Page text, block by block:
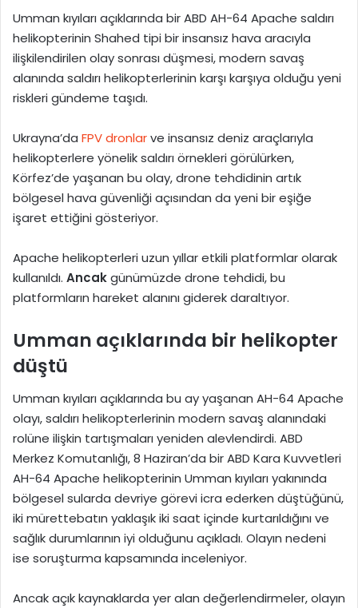
Umman kıyıları açıklarında bir ABD AH-64 Apache saldırı
helikopterinin Shahed tipi bir insansız hava aracıyla
ilişkilendirilen olay sonrası düşmesi, modern savaş
alanında saldırı helikopterlerinin karşı karşıya olduğu yeni
riskleri gündeme taşıdı.
Ukrayna’da FPV dronlarve insansız deniz araçlarıyla
helikopterlere yönelik saldırı örnekleri görülürken,
Körfez’de yaşanan bu olay, drone tehdidinin artık
bölgesel hava güvenliği açısından da yeni bir eşiğe
işaret ettiğini gösteriyor.
Apache helikopterleri uzun yıllar etkili platformlar olarak
kullanıldı. Ancakgünümüzde drone tehdidi, bu
platformların hareket alanını giderek daraltıyor.
Umman açıklarında bir helikopter
düştü
Umman kıyıları açıklarında bu ay yaşanan AH-64 Apache
olayı, saldırı helikopterlerinin modern savaş alanındaki
rolüne ilişkin tartışmaları yeniden alevlendirdi. ABD
Merkez Komutanlığı, 8 Haziran’da bir ABD Kara Kuvvetleri
AH-64 Apache helikopterinin Umman kıyıları yakınında
bölgesel sularda devriye görevi icra ederken düştüğünü,
iki mürettebatın yaklaşık iki saat içinde kurtarıldığını ve
sağlık durumlarının iyi olduğunu açıkladı. Olayın nedeni
ise soruşturma kapsamında inceleniyor.
Ancak açık kaynaklarda yer alan değerlendirmeler, olayın